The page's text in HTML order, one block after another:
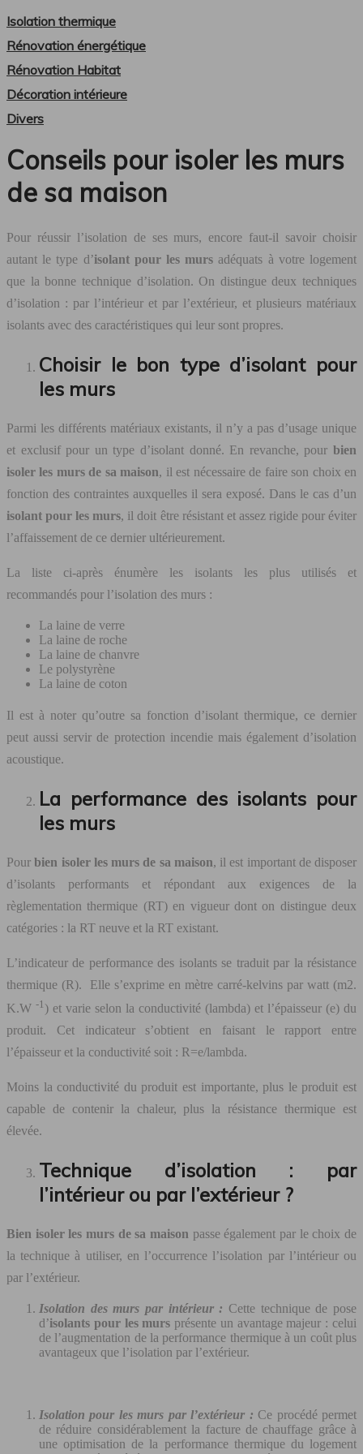
Isolation thermique
Rénovation énergétique
Rénovation Habitat
Décoration intérieure
Divers
Conseils pour isoler les murs
de sa maison
Pour réussir l’isolation de ses murs, encore faut-il savoir choisir
autant le type d’isolant pour les mursadéquats à votre logement
que la bonne technique d’isolation. On distingue deux techniques
d’isolation : par l’intérieur et par l’extérieur, et plusieurs matériaux
isolants avec des caractéristiques qui leur sont propres.
Choisir le bon type d’isolant pour
les murs
Parmi les différents matériaux existants, il n’y a pas d’usage unique
et exclusif pour un type d’isolant donné. En revanche, pour bien
isoler les murs de sa maison, il est nécessaire de faire son choix en
fonction des contraintes auxquelles il sera exposé. Dans le cas d’un
isolant pour les murs, il doit être résistant et assez rigide pour éviter
l’affaissement de ce dernier ultérieurement.
La liste ci-après énumère les isolants les plus utilisés et
recommandés pour l’isolation des murs :
La laine de verre
La laine de roche
La laine de chanvre
Le polystyrène
La laine de coton
Il est à noter qu’outre sa fonction d’isolant thermique, ce dernier
peut aussi servir de protection incendie mais également d’isolation
acoustique.
La performance des isolants pour
les murs
Pourbien isoler les murs de sa maison, il est important de disposer
d’isolants performants et répondant aux exigences de la
règlementation thermique (RT) en vigueur dont on distingue deux
catégories : la RT neuve et la RT existant.
L’indicateur de performance des isolants se traduit par la résistance
thermique (R). Elle s’exprime en mètre carré-kelvins par watt (m2.
K.W -1 ) et varie selon la conductivité (lambda) et l’épaisseur (e) du
produit. Cet indicateur s’obtient en faisant le rapport entre
l’épaisseur et la conductivité soit : R=e/lambda.
Moins la conductivité du produit est importante, plus le produit est
capable de contenir la chaleur, plus la résistance thermique est
élevée.
Technique d’isolation : par
l’intérieur ou par l’extérieur ?
Bien isoler les murs de sa maison passe également par le choix de
la technique à utiliser, en l’occurrence l’isolation par l’intérieur ou
par l’extérieur.
Isolation des murs par intérieur : Cette technique de pose
d’isolants pour les murs présente un avantage majeur : celui
de l’augmentation de la performance thermique à un coût plus
avantageux que l’isolation par l’extérieur.
Isolation pour les murs par l’extérieur : Ce procédé permet
de réduire considérablement la facture de chauffage grâce à
une optimisation de la performance thermique du logement